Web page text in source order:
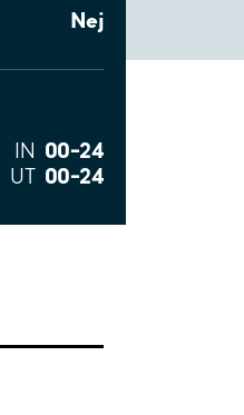
Nej
IN 00–24
UT 00–24